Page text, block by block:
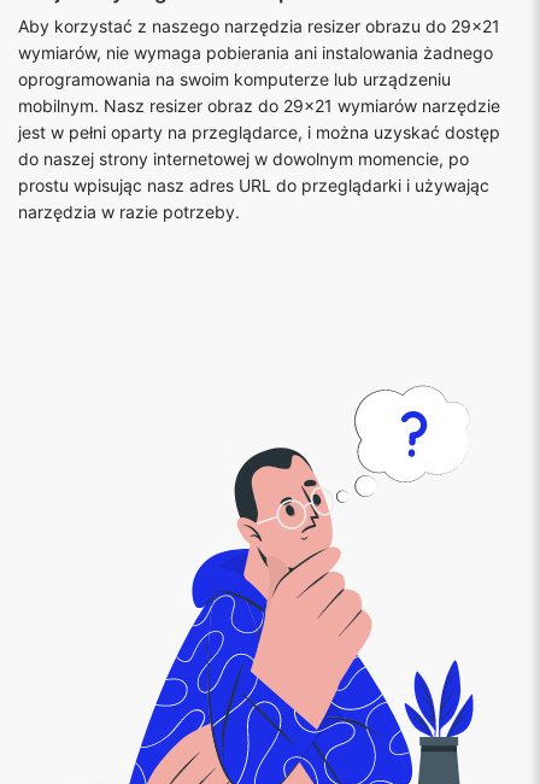
Aby korzystać z naszego narzędzia resizer obrazu do 29x21
wymiarów, nie wymaga pobierania ani instalowania żadnego
oprogramowania na swoim komputerze lub urządzeniu
mobilnym. Nasz resizer obraz do 29x21 wymiarów narzędzie
jest w pełni oparty na przeglądarce, i można uzyskać dostęp
do naszej strony internetowej w dowolnym momencie, po
prostu wpisując nasz adres URL do przeglądarki i używając
narzędzia w razie potrzeby.